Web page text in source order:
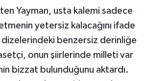
Yayman, usta kalemi sadece
yetersiz kalacağını ifade
benzersiz derinliğe
onun şiirlerinde milleti var
bizzat bulunduğunu aktardı.